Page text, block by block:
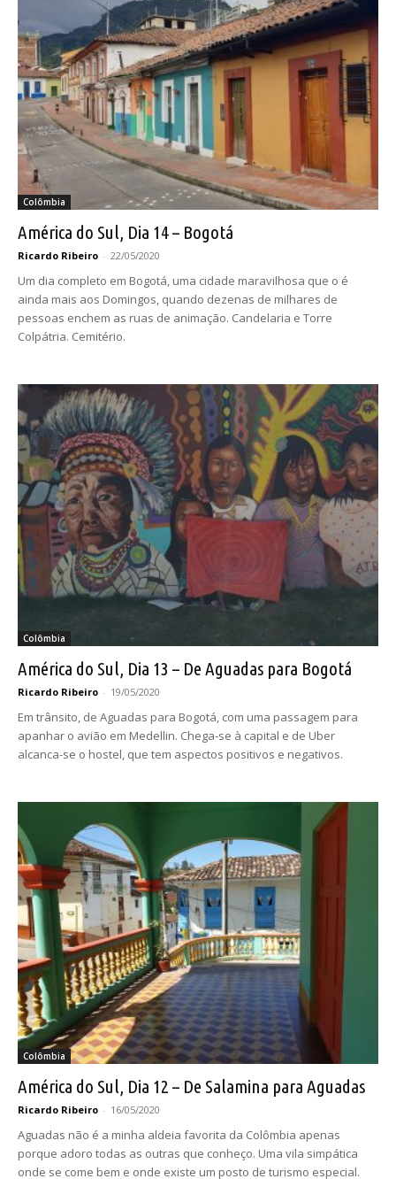
Colômbia
América do Sul, Dia 14 – Bogotá
Ricardo Ribeiro - 22/05/2020
Um dia completo em Bogotá, uma cidade maravilhosa que o é
ainda mais aos Domingos, quando dezenas de milhares de
pessoas enchem as ruas de animação. Candelaria e Torre
Colpátria. Cemitério.
Colômbia
América do Sul, Dia 13 – De Aguadas para Bogotá
Ricardo Ribeiro - 19/05/2020
Em trânsito, de Aguadas para Bogotá, com uma passagem para
apanhar o avião em Medellin. Chega-se à capital e de Uber
alcanca-se o hostel, que tem aspectos positivos e negativos.
Colômbia
América do Sul, Dia 12 – De Salamina para Aguadas
Ricardo Ribeiro - 16/05/2020
Aguadas não é a minha aldeia favorita da Colômbia apenas
porque adoro todas as outras que conheço. Uma vila simpática
onde se come bem e onde existe um posto de turismo especial.